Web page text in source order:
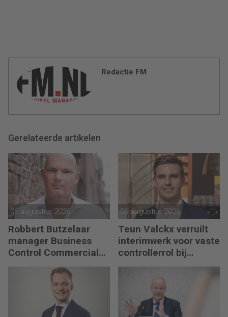
Redactie FM
Gerelateerde artikelen
06 augustus 2026
Robbert Butzelaar
manager Business
Control Commercial
bij PLUS Retail
06 augustus 2026
Teun Valckx verruilt
interimwerk voor vaste
controllerrol bij
Synthon